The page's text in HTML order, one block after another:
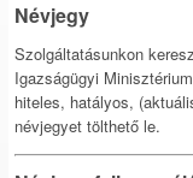
Névjegy
Szolgáltatásunkon
Igazságügyi
hiteles, hatályos,
névjegyet tölthető le.